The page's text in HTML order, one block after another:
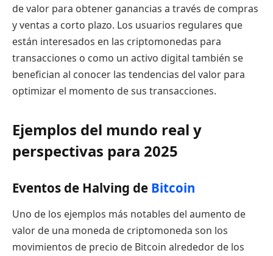
de valor para obtener ganancias a través de compras
y ventas a corto plazo. Los usuarios regulares que
están interesados en las criptomonedas para
transacciones o como un activo digital también se
benefician al conocer las tendencias del valor para
optimizar el momento de sus transacciones.
Ejemplos del mundo real y
perspectivas para 2025
Eventos de Halving de Bitcoin
Uno de los ejemplos más notables del aumento de
valor de una moneda de criptomoneda son los
movimientos de precio de Bitcoin alrededor de los